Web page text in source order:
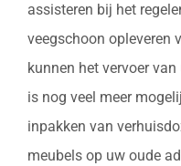
assisteren bij het
veegschoon opleveren
kunnen het vervoer
is nog veel meer
inpakken van
meubels op uw oude